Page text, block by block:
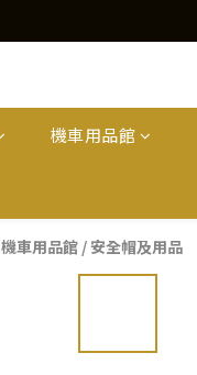
機車用品館
機車用品館 / 安全帽及用品